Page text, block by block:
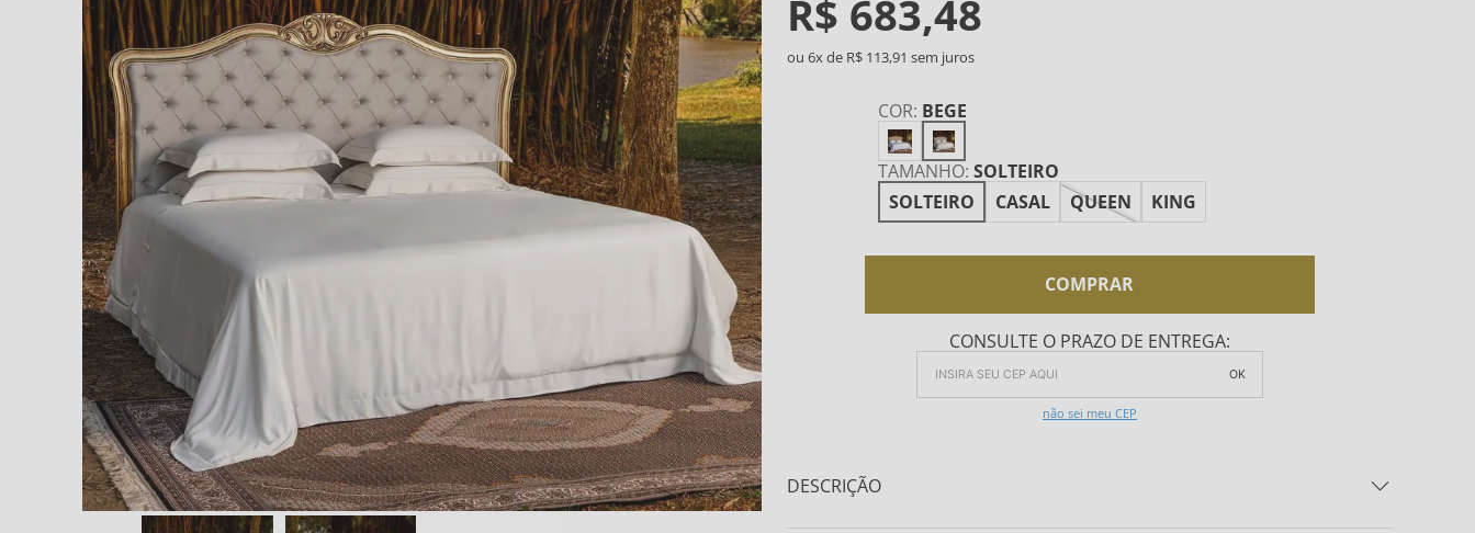
R$ 683,48
6 R$ 113,91
COR: BEGE
TAMANHO: SOLTEIRO
SOLTEIRO
CASAL QUEEN KING
COMPRAR
CONSULTE O PRAZO DE ENTREGA:
OK
não sei meu CEP
DESCRIÇÃO